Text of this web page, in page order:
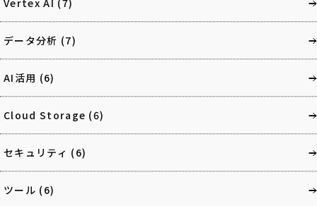
Vertex AI (7)
データ分析 (7)
AI活用 (6)
Cloud Storage (6)
セキュリティ (6)
ツール (6)